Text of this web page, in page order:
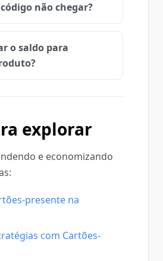
não chegar?
o saldo para
explorar
e economizando
presente na
com Cartões-